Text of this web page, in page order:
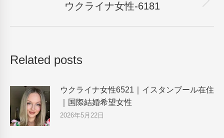
Next
ウクライナ女性-6181
Related posts
ウクライナ女性6521｜イスタンブール在住
｜国際結婚希望女性
2026年5月22日